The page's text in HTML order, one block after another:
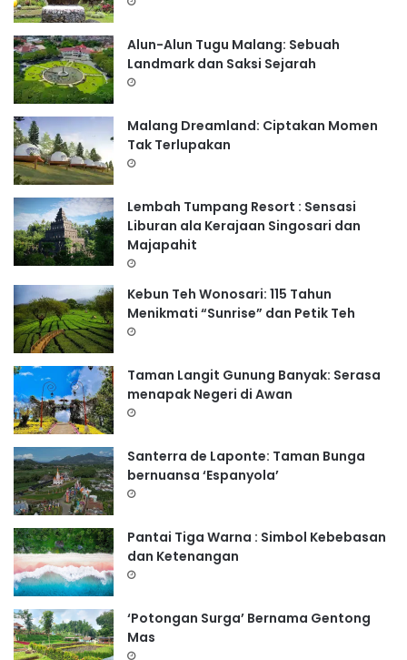
Alun-Alun Tugu Malang: Sebuah
Landmark dan Saksi Sejarah
Malang Dreamland: Ciptakan Momen
Tak Terlupakan
Lembah Tumpang Resort : Sensasi
Liburan ala Kerajaan Singosari dan
Majapahit
Kebun Teh Wonosari: 115 Tahun
Menikmati “Sunrise” dan Petik Teh
Taman Langit Gunung Banyak: Serasa
menapak Negeri di Awan
Santerra de Laponte: Taman Bunga
bernuansa ‘Espanyola’
Pantai Tiga Warna : Simbol Kebebasan
dan Ketenangan
‘Potongan Surga’ Bernama Gentong
Mas